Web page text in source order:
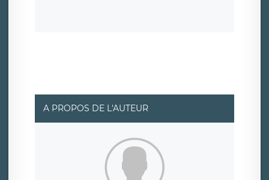
rue Léopold Sédar Senghor, joignable à l’adresse mail :
responsabledetraitement@legavox.fr. Vous avez
également le droit d’introduire une réclamation auprès
d’une autorité de contrôle.
A PROPOS DE L'AUTEUR